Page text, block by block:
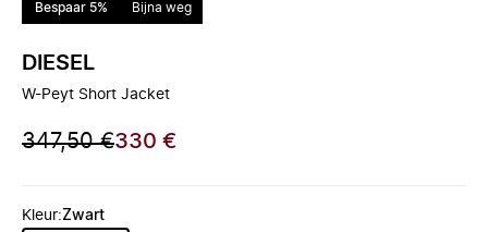
Bespaar 5% Bijna weg
DIESEL
W-Peyt Short Jacket
347,50 €330 €
Kleur:Zwart